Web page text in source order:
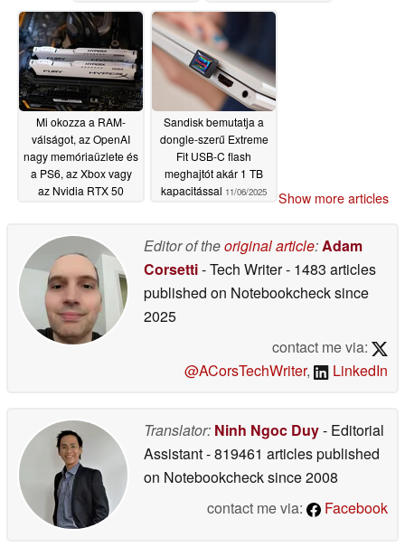
04/03/2026
Mi okozza a RAM-
válságot, az OpenAI
nagy memóriaüzlete és
a PS6, az Xbox vagy
az Nvidia RTX 50
és a SanDisk egykori
mérnöke magyarázza
el12/09/2025
Sandisk bemutatja a
dongle-szerű Extreme
Fit USB-C flash
meghajtót akár 1 TB
kapacitással 11/06/2025 Show more articles
Editor of theoriginal article:Adam
Corsetti- Tech Writer- 1483 articles
published on Notebookchecksince
2025
contact me via:
@ACorsTechWriter, LinkedIn
Translator: Ninh Ngoc Duy- Editorial
Assistant- 819461 articles published
on Notebookchecksince 2008
contact me via:
Facebook